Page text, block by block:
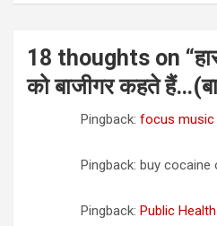
18 thoughts on “
को बाजीगर कहते
Pingback: focus music
Pingback: buy cocaine
Pingback: Public